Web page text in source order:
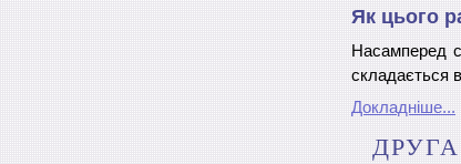
Як цього
Насамперед
складається
Докладніше...